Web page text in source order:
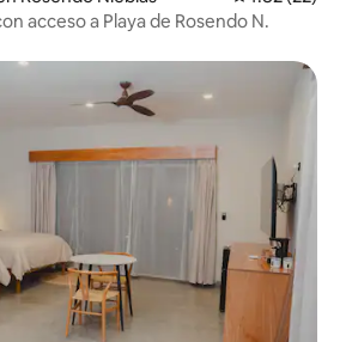
acceso a Playa de Rosendo N.